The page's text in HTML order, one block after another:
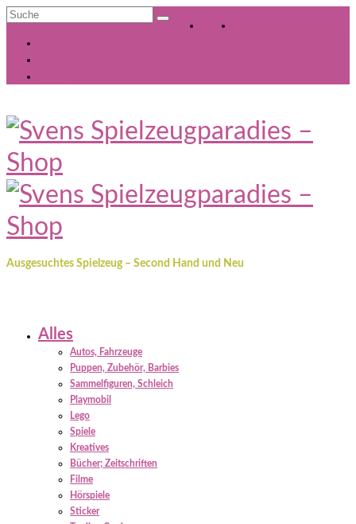
Suche
Ausgesuchtes Spielzeug – Second Hand und Neu
Alles
Autos, Fahrzeuge
Puppen, Zubehör, Barbies
Sammelfiguren, Schleich
Playmobil
Lego
Spiele
Kreatives
Bücher; Zeitschriften
Filme
Hörspiele
Sticker